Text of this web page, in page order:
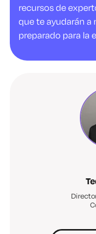
recursos de
que te ayudarán a
preparado para la